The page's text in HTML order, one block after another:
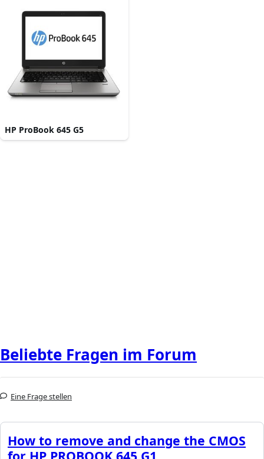
HP ProBook 645 G5
Beliebte Fragen im Forum
Eine Frage stellen
How to remove and change the CMOS